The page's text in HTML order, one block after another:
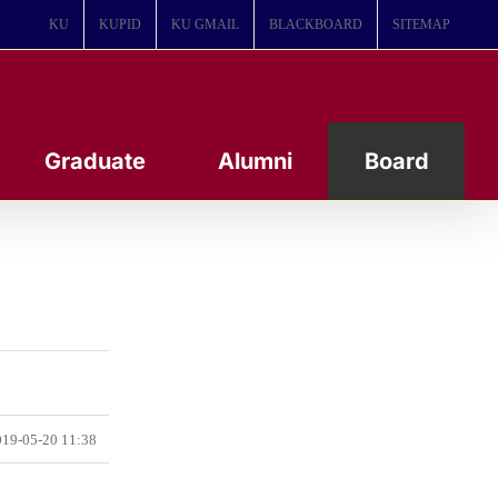
KU KUPID KU GMAIL BLACKBOARD SITEMAP
Graduate Alumni Board
05-20 11:38